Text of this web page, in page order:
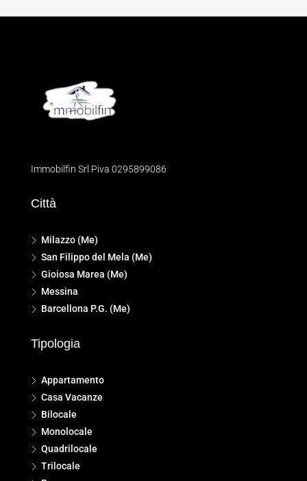
Immobilfin Srl Piva 0295899086
Città
Milazzo (Me)
San Filippo del Mela (Me)
Gioiosa Marea (Me)
Messina
Barcellona P.G. (Me)
Tipologia
Appartamento
Casa Vacanze
Bilocale
Monolocale
Quadrilocale
Trilocale